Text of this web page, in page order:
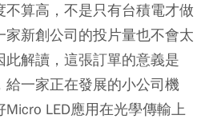
算高，不是只有台積電才做
新創公司的投片量也不會太
此解讀，這張訂單的意義是
給一家正在發展的小公司機
LED應用在光學傳輸上